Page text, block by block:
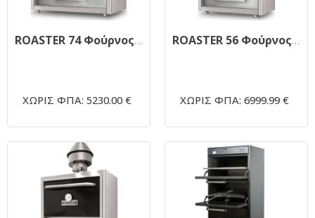
ROASTER 74 Φούρνος Ξυλοκάρβουνου 965x510x1270mm
ΧΩΡΙΣ ΦΠΑ: 5230.00 €
ROASTER 56 Φούρνος Ξυλοκάρβουνου 765x710x1270mm
ΧΩΡΙΣ ΦΠΑ: 6999.99 €